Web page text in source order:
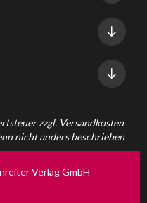
zzgl. Versandkosten
nicht anders beschrieben
Verlag GmbH